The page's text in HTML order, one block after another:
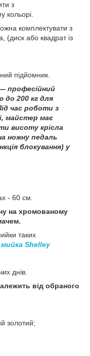
з
кольорі.
комплектувати з
(диск або квадрат із
підйомник.
— професійний
до 200 кг для
час роботи з
майстер має
висоту крісла
ножну педаль
блокування) у
- 60 см.
на хромованому
таких
мийка Shelley
днів.
від обраного
золотий;